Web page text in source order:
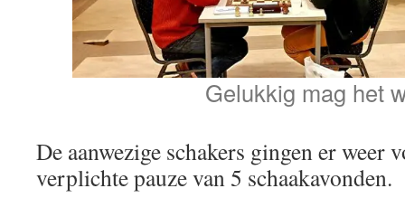
Gelukkig mag het
De aanwezige schakers gingen er weer
verplichte pauze van 5 schaakavonden.